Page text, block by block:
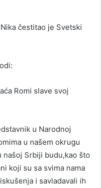
čestitao je Svetski
Romi slave svoj
u Narodnoj
u našem okrugu
našoj Srbiji budu,kao što
koji su sa svima nama
i savladavali ih